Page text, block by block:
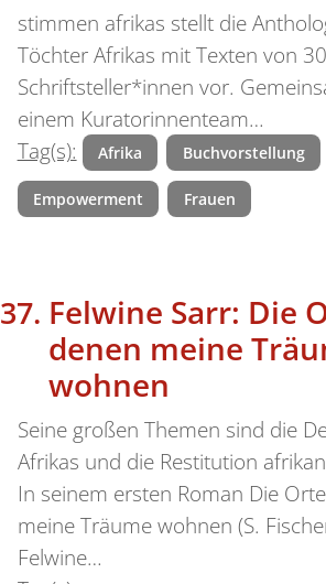
stimmen afrikas stellt die
Töchter Afrikas mit Texten von
Schriftsteller*innen vor.
einem Kuratorinnenteam…
Tag(s):
Afrika Buchvorstellung
Empowerment Frauen
Felwine Sarr: Die
denen meine
wohnen
Seine großen Themen sind die
Afrikas und die Restitution
In seinem ersten Roman Die
meine Träume wohnen (S.
Felwine…